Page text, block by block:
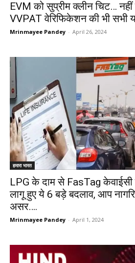
EVM को सुप्रीम क्लीन चिट…
VVPAT वेरिफिकेशन की भी सभी
Mrinmayee Pandey - April 26, 2024
हमारा भारत
LPG के दाम से FasTag
लागू हुए ये 6 बड़े बदलाव, आप
असर….
Mrinmayee Pandey - April 1, 2024